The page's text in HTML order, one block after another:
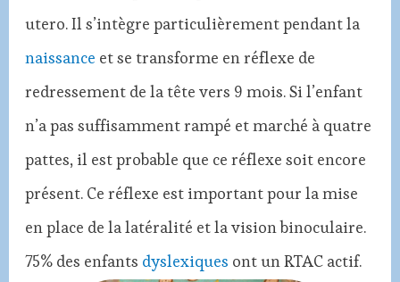
utero. Il s’intègre particulièrement pendant la
naissance et se transforme en réflexe de
redressement de la tête vers 9 mois. Si l’enfant
n’a pas suffisamment rampé et marché à quatre
pattes, il est probable que ce réflexe soit encore
présent. Ce réflexe est important pour la mise
en place de la latéralité et la vision binoculaire.
75% des enfants dyslexiques ont un RTAC actif.